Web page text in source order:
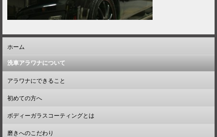
ホーム
洗車アラワナについて
アラワナにできること
初めての方へ
ボディーガラスコーティングとは
磨きへのこだわり